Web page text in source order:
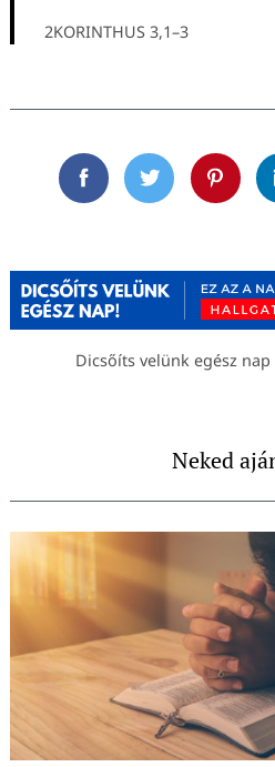
2KORINTHUS 3,1–3
FacebookTwitter
Dicsőíts velünk egész nap
Neked